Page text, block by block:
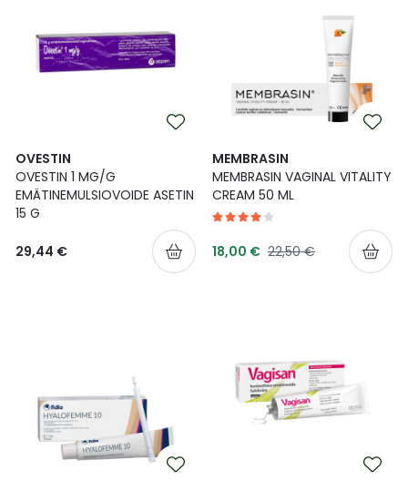
OVESTIN
OVESTIN 1 MG/G
EMÄTINEMULSIOVOIDE ASETIN
15 G
29,44 €
MEMBRASIN
MEMBRASIN VAGINAL VITALITY
CREAM 50 ML
Tarjoushinta
18,00 € Normaalihinta
22,50 €